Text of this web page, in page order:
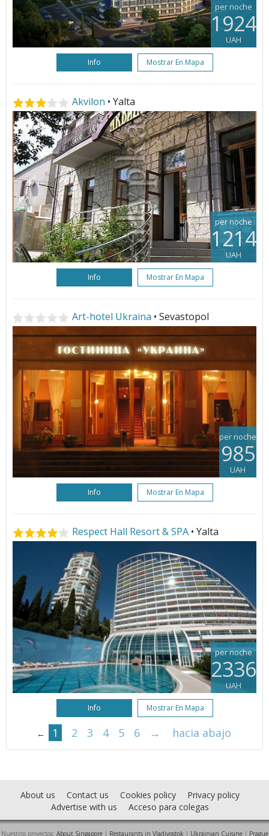
per noche
1924
UAH
Info Mostrar En Mapa
Akvilon • Yalta
per noche
1214
UAH
Info Mostrar En Mapa
Art-hotel Ukraina • Sevastopol
per noche
985
UAH
Info Mostrar En Mapa
Respect Hall Resort & SPA • Yalta
per noche
2336
UAH
Info Mostrar En Mapa
← 1 2 3 4 5 6 → hacia abajo
About us Contact us Cookies policy
Privacy policy
Advertise with us
Acceso para colegas
Nuestros proyectos: About Singapore| Restaurants in Vladivostok | Ukrainian Cuisine| Prague